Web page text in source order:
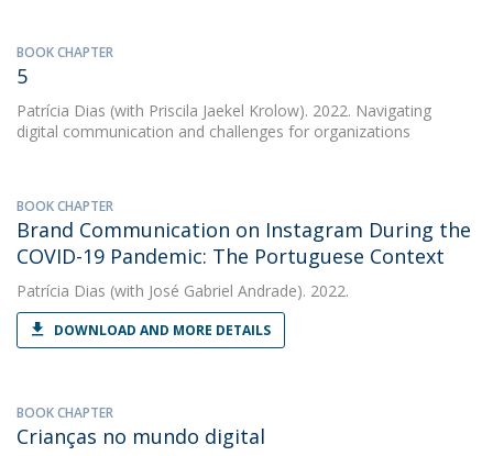
BOOK CHAPTER
5
Patrícia Dias (with Priscila Jaekel Krolow). 2022. Navigating
digital communication and challenges for organizations
BOOK CHAPTER
Brand Communication on Instagram During the
COVID-19 Pandemic: The Portuguese Context
Patrícia Dias (with José Gabriel Andrade). 2022.
DOWNLOAD AND MORE DETAILS
BOOK CHAPTER
Crianças no mundo digital